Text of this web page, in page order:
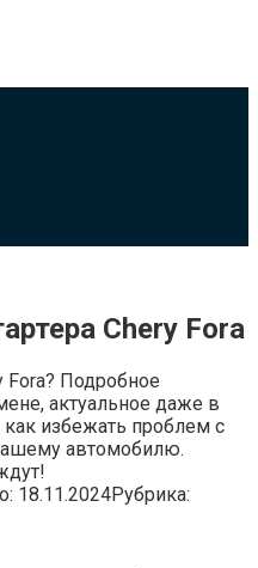
Chery Fora
Fora? Подробное
актуальное даже в
как избежать проблем с
автомобилю.
18.11.2024Рубрика: